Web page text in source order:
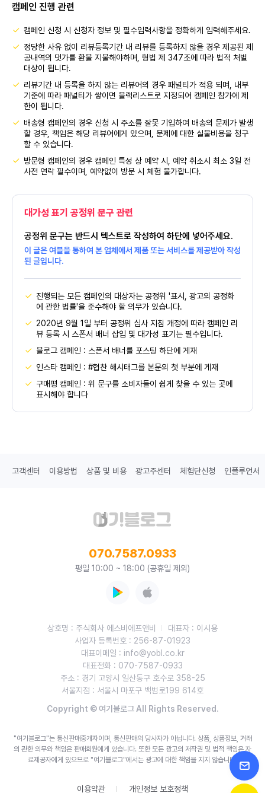
캠페인 진행 관련
캠페인 신청 시 신청자 정보 및 필수입력사항을 정확하게 입력해주세요.
정당한 사유 없이 리뷰등록기간 내 리뷰를 등록하지 않을 경우 제공된 제
공내역의 댓가를 환불 지불해야하며, 형법 제 347조에 따라 법적 처벌
대상이 됩니다.
리뷰기간 내 등록을 하지 않는 리뷰어의 경우 패널티가 적용 되며, 내부
기준에 따라 패널티가 쌓이면 블랙리스트로 지정되어 캠페인 참가에 제
한이 됩니다.
배송형 캠페인의 경우 신청 시 주소를 잘못 기입하여 배송의 문제가 발생
할 경우, 책임은 해당 리뷰어에게 있으며, 문제에 대한 실물비용을 청구
할 수 있습니다.
방문형 캠페인의 경우 캠페인 특성 상 예약 시, 예약 취소시 최소 3일 전
사전 연락 필수이며, 예약없이 방문 시 체험 불가합니다.
대가성 표기 공정위 문구 관련
공정위 문구는 반드시 텍스트로 작성하여 하단에 넣어주세요.
이 글은 여블을 통하여 본 업체에서 제품 또는 서비스를 제공받아 작성
된 글입니다.
진행되는 모든 캠페인의 대상자는 공정위 '표시, 광고의 공정화
에 관한 법률'을 준수해야 할 의무가 있습니다.
2020년 9월 1일 부터 공정위 심사 지침 개정에 따라 캠페인 리
뷰 등록 시 스폰서 배너 삽입 및 대가성 표기는 필수입니다.
블로그 캠페인 : 스폰서 배너를 포스팅 하단에 게재
인스타 캠페인 : #협찬 해시태그를 본문의 첫 부분에 게재
구매평 캠페인 : 위 문구를 소비자들이 쉽게 찾을 수 있는 곳에
표시해야 합니다
고객센터 이용방법 상품 및 비용 광고주센터 체험단신청 인플루언서
070.7587.0933
평일 10:00 ~ 18:00 (공휴일 제외)
상호명 : 주식회사 에스비에프앤비
대표자 : 이시용
사업자 등록번호 : 256-87-01923
대표이메일 : info@yobl.co.kr
대표전화 : 070-7587-0933
주소 : 경기 고양시 일산동구 호수로 358-25
서울지점 : 서울시 마포구 백범로199 614호
Copyright © 여기블로그 All Rights Reserved.
"여기블로그"는 통신판매중개자이며, 통신판매의 당사자가 아닙니다. 상품, 상품정보, 거래
의 관한 의무와 책임은 판매회원에게 있습니다. 또한 모든 광고의 저작권 및 법적 책임은 자
료제공자에게 있으므로 "여기블로그"에서는 광고에 대한 책임을 지지 않습니다.
이용약관 개인정보 보호정책